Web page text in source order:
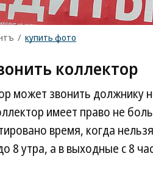
/ купить фото
коллектор
может звонить должнику
имеет право не
время, когда
8 утра, а в выходные с 8